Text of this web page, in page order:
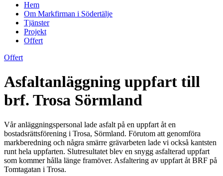
Hem
Om Markfirman i Södertälje
Tjänster
Projekt
Offert
Offert
Asfaltanläggning uppfart till
brf. Trosa Sörmland
Vår anläggningspersonal lade asfalt på en uppfart åt en
bostadsrättsförening i Trosa, Sörmland. Förutom att genomföra
markberedning och några smärre grävarbeten lade vi också kantsten
runt hela uppfarten. Slutresultatet blev en snygg asfalterad uppfart
som kommer hålla länge framöver. Asfaltering av uppfart åt BRF på
Tomtagatan i Trosa.